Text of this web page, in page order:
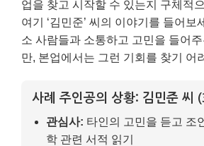
입을 얻고 싶음
부업 탐색 및 시작 과정
1)인간 고유 능력 파악: 민준 씨는
려운 인간 고유의 능력임을 인지
2)
시장 수요 확인: 2025년 현재 정
수요가 급증하고 있으며, 개인 코